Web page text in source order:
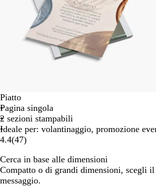
Piatto
Pagina singola
2 sezioni stampabili
Ideale per: volantinaggio, promozione
4.4(47)
Cerca in base alle dimensioni
Compatto o di grandi dimensioni, scegli
messaggio.